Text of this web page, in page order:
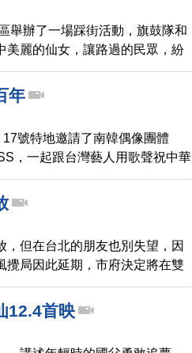
舉辦了一場踩街活動，旗鼓隊和
美麗的仙女，讓路過的民眾，紛
年
號特地邀請了南韓偶像團體
，一起跟台灣藝人用歌聲祝中華
。
但在台北的朋友也別失望，因
攪局因此延期，市府決定將在雙
次的煙火都是Made in Taiwan，
加了梅花的煙火圖樣。
12.4首映